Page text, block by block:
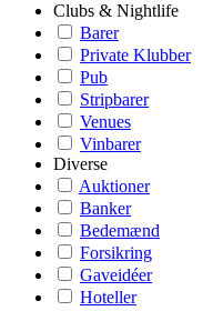
Clubs & Nightlife
Barer
Private Klubber
Pub
Stripbarer
Venues
Vinbarer
Diverse
Auktioner
Banker
Bedemænd
Forsikring
Gaveidéer
Hoteller